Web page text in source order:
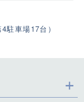
駐車場17台）